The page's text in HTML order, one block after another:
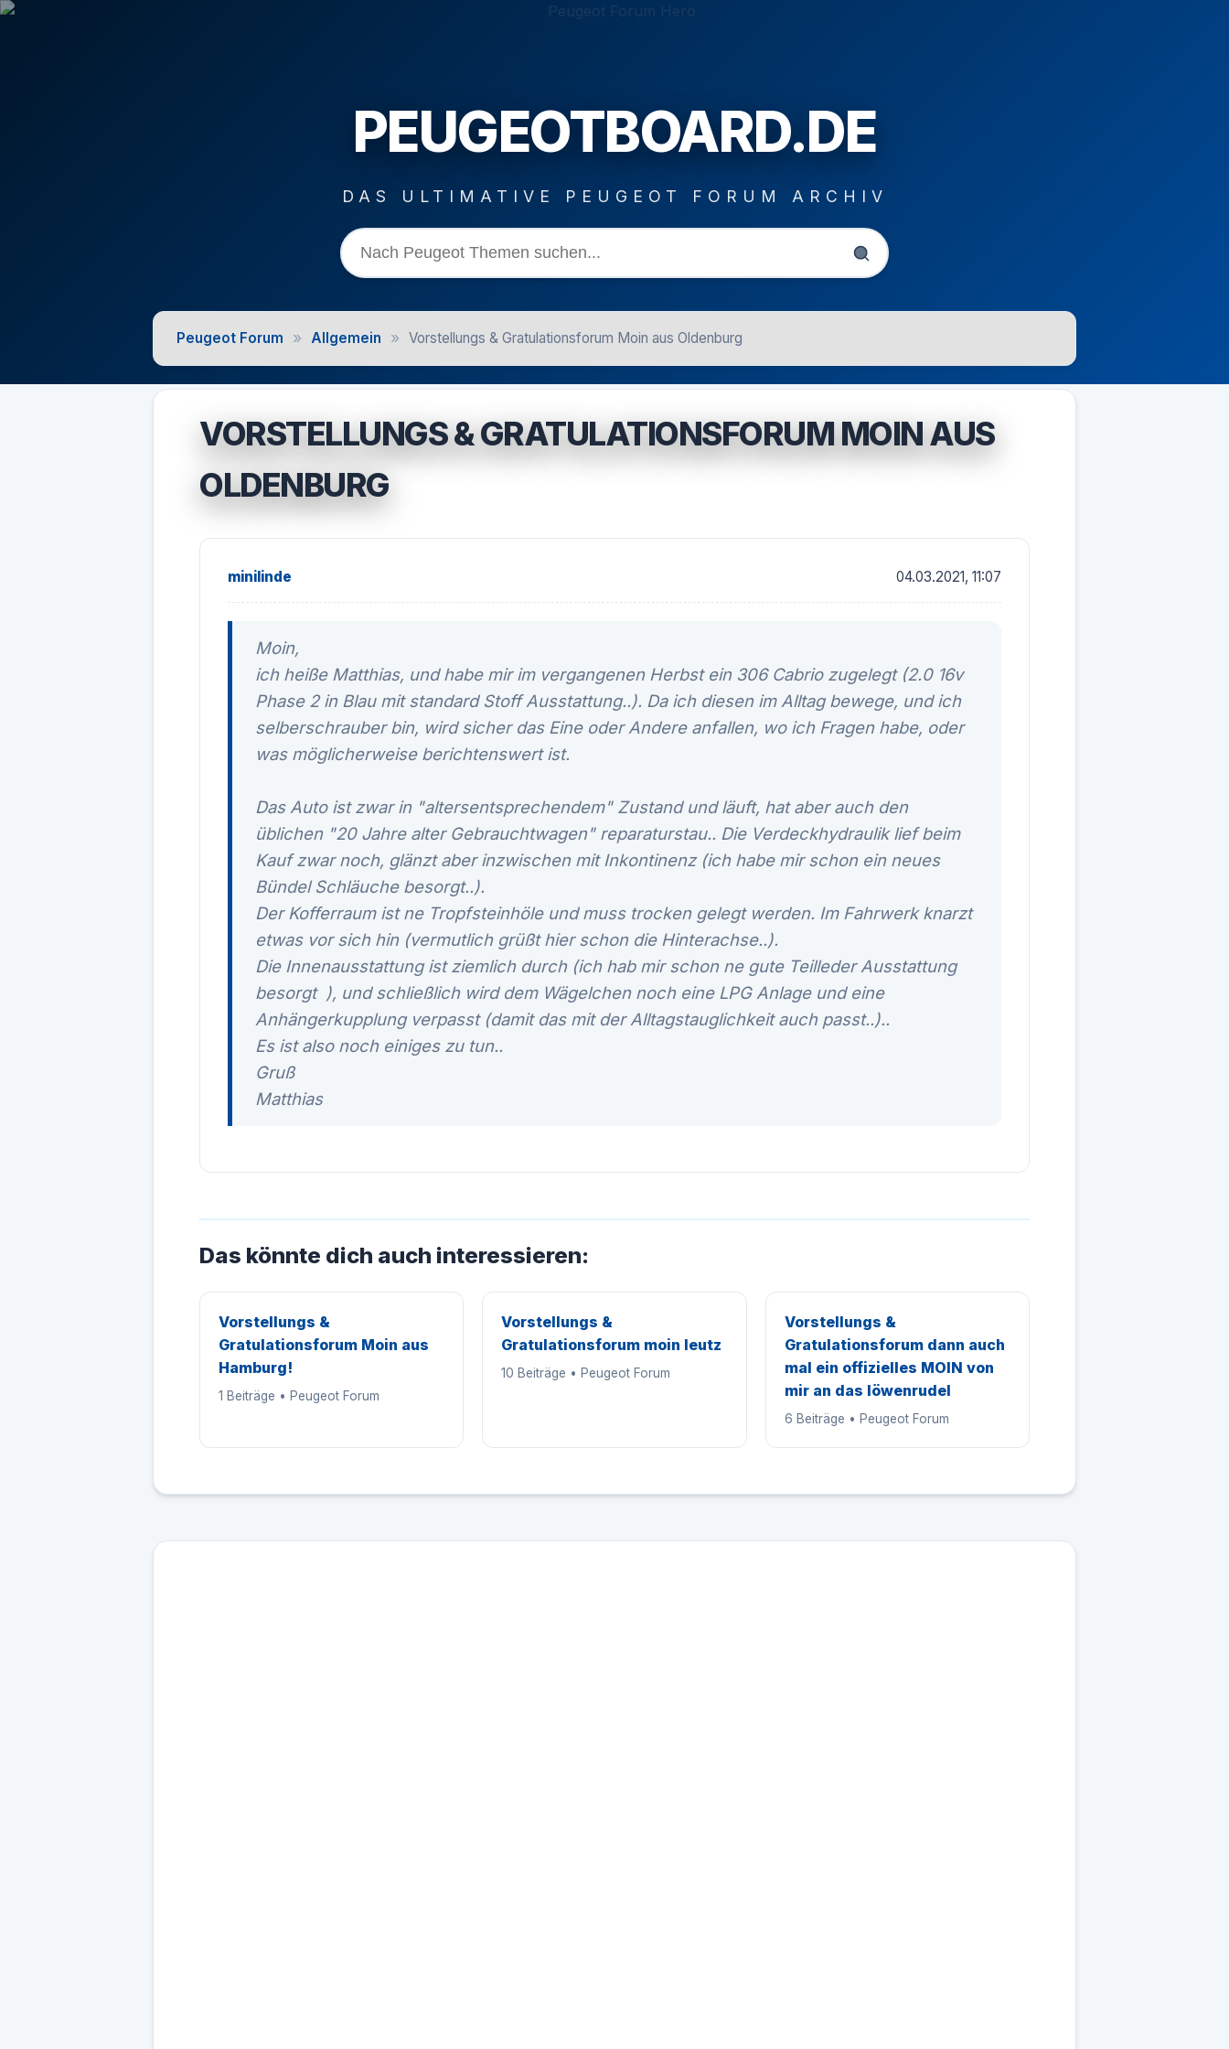
PEUGEOTBOARD.DE
DAS ULTIMATIVE PEUGEOT FORUM ARCHIV
Peugeot Forum » Allgemein » Vorstellungs & Gratulationsforum Moin aus Oldenburg
VORSTELLUNGS & GRATULATIONSFORUM MOIN AUS
OLDENBURG
minilinde 04.03.2021, 11:07
Moin,
ich heiße Matthias, und habe mir im vergangenen Herbst ein 306 Cabrio zugelegt (2.0 16v
Phase 2 in Blau mit standard Stoff Ausstattung..). Da ich diesen im Alltag bewege, und ich
selberschrauber bin, wird sicher das Eine oder Andere anfallen, wo ich Fragen habe, oder
was möglicherweise berichtenswert ist.
Das Auto ist zwar in "altersentsprechendem" Zustand und läuft, hat aber auch den
üblichen "20 Jahre alter Gebrauchtwagen" reparaturstau.. Die Verdeckhydraulik lief beim
Kauf zwar noch, glänzt aber inzwischen mit Inkontinenz (ich habe mir schon ein neues
Bündel Schläuche besorgt..).
Der Kofferraum ist ne Tropfsteinhöle und muss trocken gelegt werden. Im Fahrwerk knarzt
etwas vor sich hin (vermutlich grüßt hier schon die Hinterachse..).
Die Innenausstattung ist ziemlich durch (ich hab mir schon ne gute Teilleder Ausstattung
besorgt ), und schließlich wird dem Wägelchen noch eine LPG Anlage und eine
Anhängerkupplung verpasst (damit das mit der Alltagstauglichkeit auch passt..)..
Es ist also noch einiges zu tun..
Gruß
Matthias
Das könnte dich auch interessieren:
Vorstellungs &
Gratulationsforum Moin aus
Hamburg!
1 Beiträge • Peugeot Forum
Vorstellungs &
Gratulationsforum moin leutz
10 Beiträge • Peugeot Forum
Vorstellungs &
Gratulationsforum dann auch
mal ein offizielles MOIN von
mir an das löwenrudel
6 Beiträge • Peugeot Forum